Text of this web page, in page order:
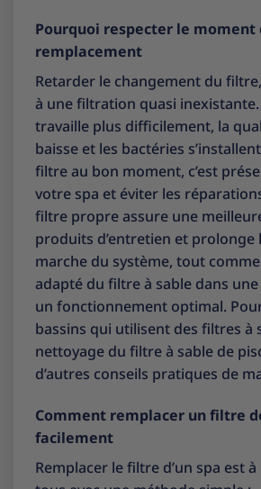
Pourquoi respecter le moment
remplacement
Retarder le changement du filtre,
à une filtration quasi
travaille plus difficilement, la
baisse et les bactéries
filtre au bon moment, c’est
votre spa et éviter les
filtre propre assure une
produits d’entretien et prolonge
marche du système, tout
adapté du filtre à sable dans
un fonctionnement optimal.
bassins qui utilisent des filtres à
nettoyage du filtre à sable de
d’autres conseils pratiques de
Comment remplacer un filtre
facilement
Remplacer le filtre d’un spa est